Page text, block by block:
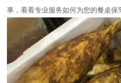
事，看看专业服务如何为您的餐桌保